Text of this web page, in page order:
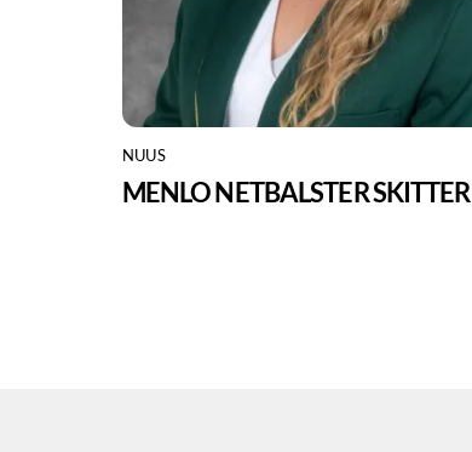
NUUS
MENLO NETBALSTER SKITTER